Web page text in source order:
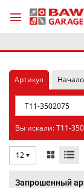
Артикул
Вы искали: T11-
12
Запрошенный